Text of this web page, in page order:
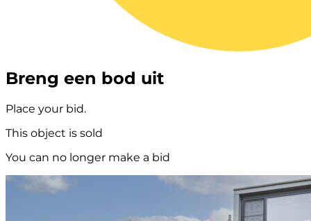
Breng een bod uit
Place your bid.
This object is sold
You can no longer make a bid